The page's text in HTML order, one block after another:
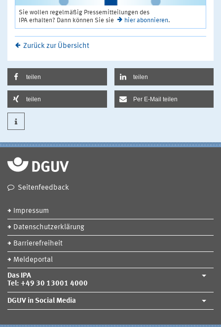
Sie wollen regelmäßig Pressemitteilungen des
IPA erhalten? Dann können Sie sie
hier abonnieren.
Zurück zur Übersicht
teilen teilen
teilen Per E-Mail teilen
Seitenfeedback
Impressum
Datenschutzerklärung
Barrierefreiheit
Meldeportal
Das IPA
Tel: +49 30 13001 4000
DGUV in Social Media